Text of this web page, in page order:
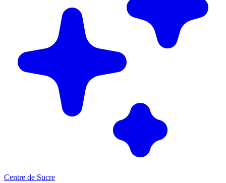
Centre de Sucre